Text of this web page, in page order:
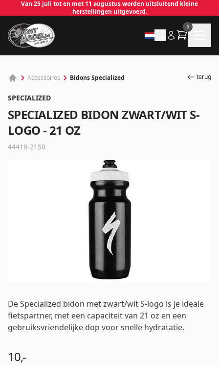
Van 25 juli tot en met 11 augustus worden uitsluitend kleine
herstellingen uitgevoerd.
0
Accessoires Bidons Specialized terug
SPECIALIZED
SPECIALIZED BIDON ZWART/WIT S-
LOGO - 21 OZ
44418-2150
De Specialized bidon met zwart/wit S-logo is je ideale
fietspartner, met een capaciteit van 21 oz en een
gebruiksvriendelijke dop voor snelle hydratatie.
10,-
Inloggen
Inloggen